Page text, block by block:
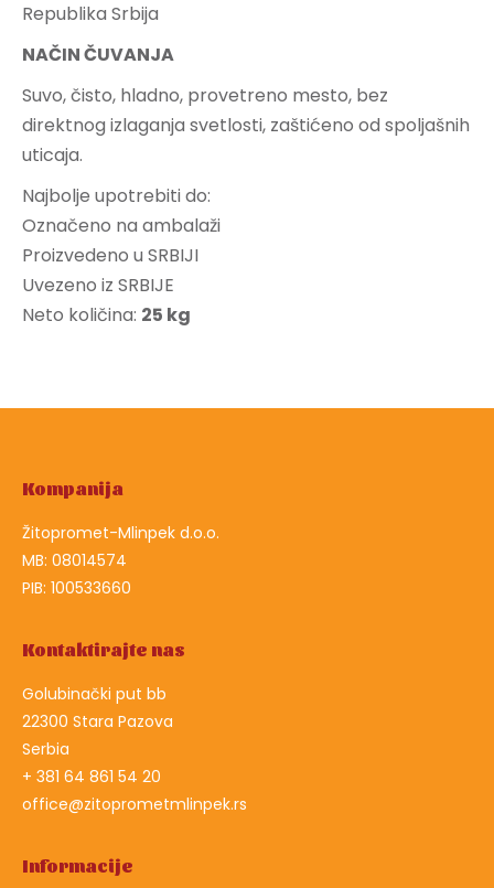
Republika Srbija
NAČIN ČUVANJA
Suvo, čisto, hladno, provetreno mesto, bez
direktnog izlaganja svetlosti, zaštićeno od spoljašnih
uticaja.
Najbolje upotrebiti do:
Označeno na ambalaži
Proizvedeno u SRBIJI
Uvezeno iz SRBIJE
Neto količina: 25 kg
Kompanija
Žitopromet-Mlinpek d.o.o.
MB: 08014574
PIB: 100533660
Kontaktirajte nas
Golubinački put bb
22300 Stara Pazova
Serbia
+ 381 64 861 54 20
office@zitoprometmlinpek.rs
Informacije